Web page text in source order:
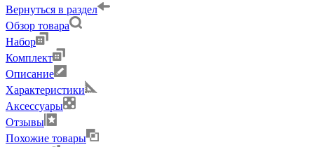
Вернуться в раздел
Обзор товара
Набор
Комплект
Описание
Характеристики
Аксессуары
Отзывы
Похожие товары